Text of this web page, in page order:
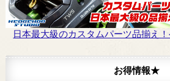
日本最大級のカスタムパーツ品揃え
お得情報★